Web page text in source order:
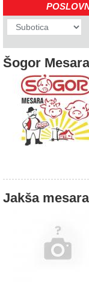
Šogor Mesara
Jakša mesara